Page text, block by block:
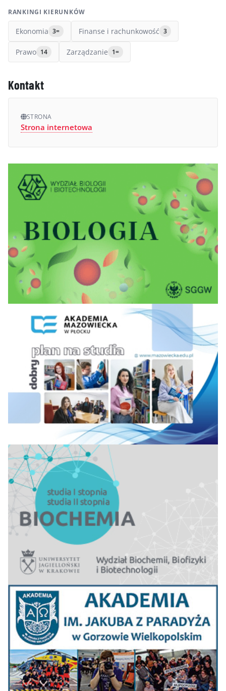
RANKINGI KIERUNKÓW
Ekonomia 3= Finanse i rachunkowość 3
Prawo 14 Zarządzanie 1=
Kontakt
STRONA
Strona internetowa